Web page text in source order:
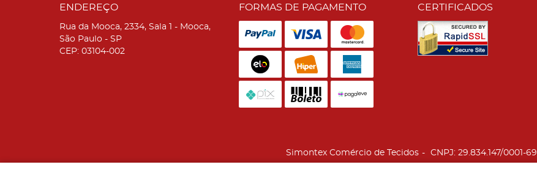
ENDEREÇO
Rua da Mooca, 2334, Sala 1 - Mooca,
São Paulo - SP
CEP: 03104-002
FORMAS DE PAGAMENTO CERTIFICADOS
Simontex Comércio de Tecidos CNPJ: 29.834.147/0001-69